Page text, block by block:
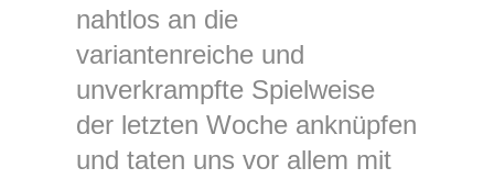
nahtlos an die
variantenreiche und
unverkrampfte Spielweise
der letzten Woche anknüpfen
und taten uns vor allem mit